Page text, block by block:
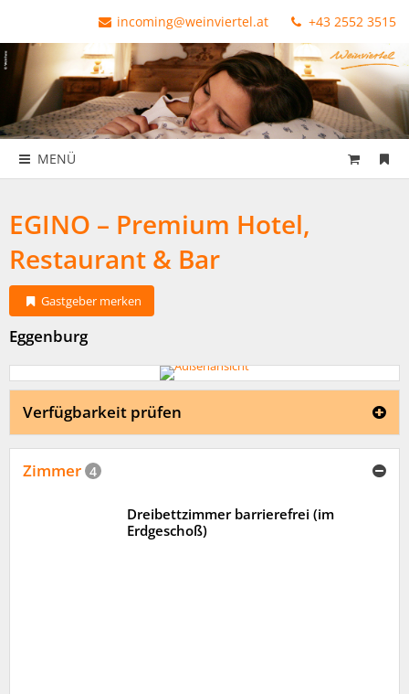
incoming@weinviertel.at +43 2552 3515
MENÜ
EGINO – Premium Hotel,
Restaurant & Bar
Gastgeber merken
Eggenburg
Verfügbarkeit prüfen
Zimmer 4
Dreibettzimmer barrierefrei (im
Erdgeschoß)